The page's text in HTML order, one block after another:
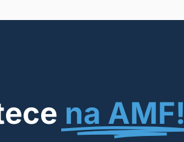
na AMF!